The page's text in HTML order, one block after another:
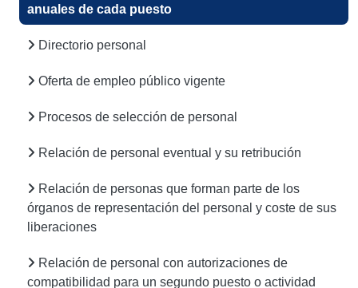
anuales de cada puesto
Directorio personal
Oferta de empleo público vigente
Procesos de selección de personal
Relación de personal eventual y su retribución
Relación de personas que forman parte de los
órganos de representación del personal y coste de sus
liberaciones
Relación de personal con autorizaciones de
compatibilidad para un segundo puesto o actividad